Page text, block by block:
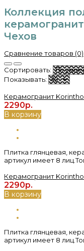
Коллекция
Чехов
Сравнение товаров (0)
Сортировать:
Показывать:
Керамогранит
2290р.
В корзину
Плитка глянцевая,
артикул имеет 8
Керамогранит
2290р.
В корзину
Плитка глянцевая,
артикул имеет 8